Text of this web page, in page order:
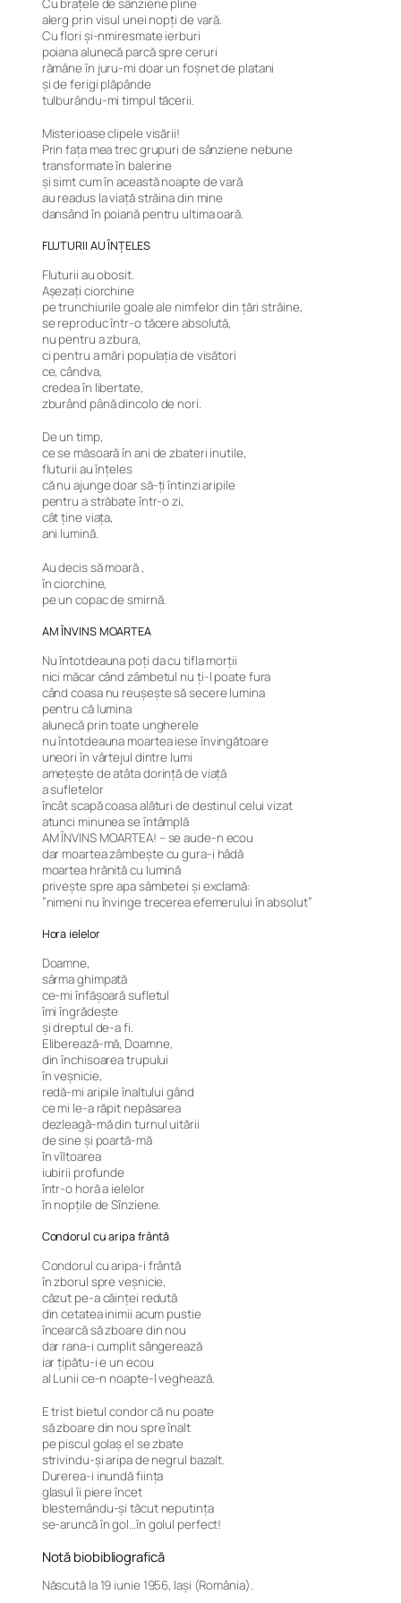
Cu brațele de sânziene pline
alerg prin visul unei nopți de vară.
Cu flori și-nmiresmate ierburi
poiana alunecă parcă spre ceruri
rămâne în juru-mi doar un foșnet de platani
și de ferigi plăpânde
tulburându-mi timpul tăcerii.
Misterioase clipele visării!
Prin fața mea trec grupuri de sânziene nebune
transformate în balerine
și simt cum în această noapte de vară
au readus la viață străina din mine
dansând în poiană pentru ultima oară.
FLUTURII AU ÎNȚELES
Fluturii au obosit.
Așezați ciorchine
pe trunchiurile goale ale nimfelor din țări străine,
se reproduc într-o tăcere absolută,
nu pentru a zbura,
ci pentru a mări populația de visători
ce, cândva,
credea în libertate,
zburând până dincolo de nori.
De un timp,
ce se măsoară în ani de zbateri inutile,
fluturii au înțeles
că nu ajunge doar să-ți întinzi aripile
pentru a străbate într-o zi,
cât ține viața,
ani lumină.
Au decis să moară ,
în ciorchine,
pe un copac de smirnă.
AM ÎNVINS MOARTEA
Nu întotdeauna poți da cu tifla morții
nici măcar când zâmbetul nu ți-l poate fura
când coasa nu reușește să secere lumina
pentru că lumina
alunecă prin toate ungherele
nu întotdeauna moartea iese învingătoare
uneori în vârtejul dintre lumi
amețește de atâta dorință de viață
a sufletelor
încât scapă coasa alături de destinul celui vizat
atunci minunea se întâmplă
AM ÎNVINS MOARTEA! – se aude-n ecou
dar moartea zâmbește cu gura-i hâdă
moartea hrănită cu lumină
privește spre apa sâmbetei și exclamă:
”nimeni nu învinge trecerea efemerului în absolut”
Hora ielelor
Doamne,
sârma ghimpată
ce-mi înfășoară sufletul
îmi îngrădește
și dreptul de-a fi.
Eliberează-mă, Doamne,
din închisoarea trupului
în veșnicie,
redă-mi aripile înaltului gând
ce mi le-a răpit nepăsarea
dezleagă-mă din turnul uitării
de sine și poartă-mă
în vîltoarea
iubirii profunde
într-o horă a ielelor
în nopțile de Sînziene.
Condorul cu aripa frântă
Condorul cu aripa-i frântă
în zborul spre veşnicie,
căzut pe-a căinţei redută
din cetatea inimii acum pustie
încearcă să zboare din nou
dar rana-i cumplit sângerează
iar ţipătu-i e un ecou
al Lunii ce-n noapte-l veghează.
E trist bietul condor că nu poate
să zboare din nou spre înalt
pe piscul golaş el se zbate
strivindu-şi aripa de negrul bazalt.
Durerea-i inundă fiinţa
glasul îi piere încet
blestemându-şi tăcut neputinţa
se-aruncă în gol…în golul perfect!
Notă biobibliografică
Născută la 19 iunie 1956, Iași (România).